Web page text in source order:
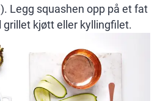
Legg squashen opp på et fat
grillet kjøtt eller kyllingfilet.